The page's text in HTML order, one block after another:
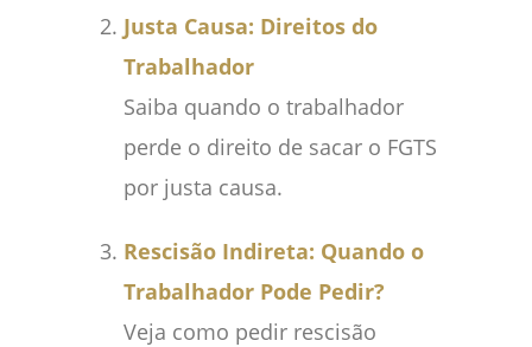
Justa Causa: Direitos do
Trabalhador
Saiba quando o trabalhador
perde o direito de sacar o FGTS
por justa causa.
Rescisão Indireta: Quando o
Trabalhador Pode Pedir?
Veja como pedir rescisão